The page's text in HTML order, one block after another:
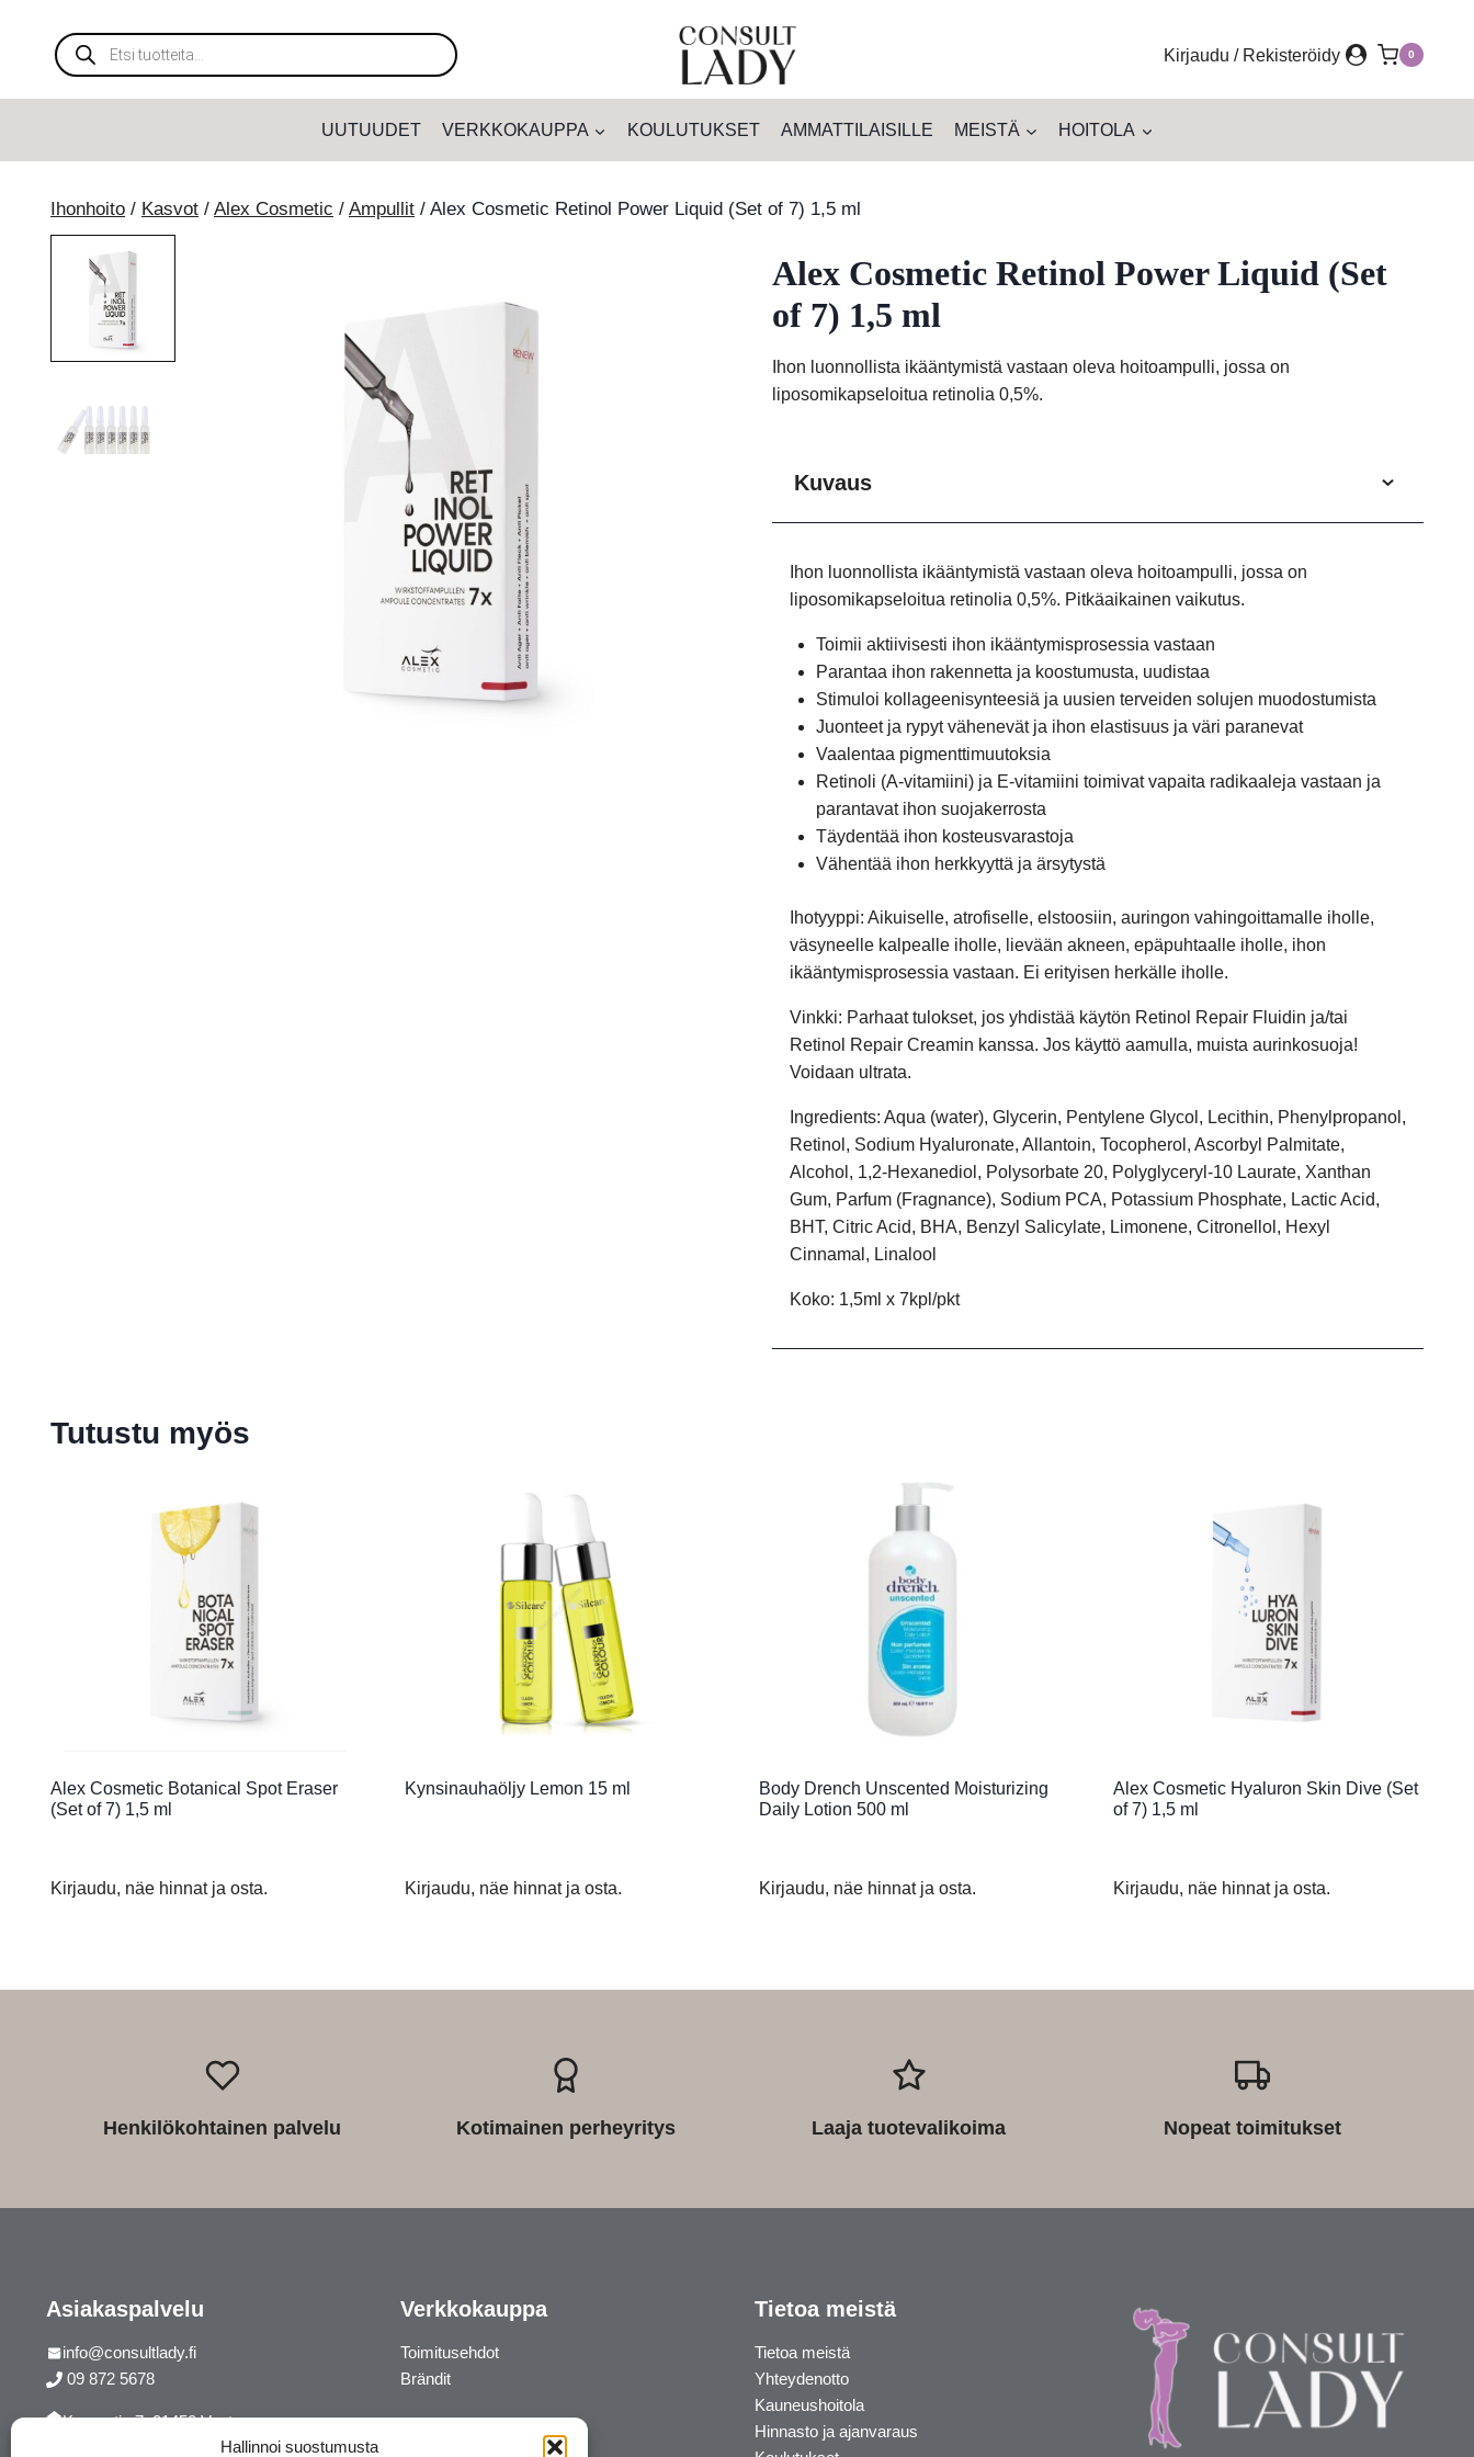
Hallinnoi suostumusta
sisältöönProducts
search
Kirjaudu / Rekisteröidy 0
UUTUUDET VERKKOKAUPPA KOULUTUKSET AMMATTILAISILLE MEISTÄ HOITOLA
Ihonhoito / Kasvot / Alex Cosmetic / Ampullit / Alex Cosmetic Retinol Power Liquid (Set of 7) 1,5 ml
Alex Cosmetic Retinol Power Liquid (Set
of 7) 1,5 ml
Ihon luonnollista ikääntymistä vastaan oleva hoitoampulli, jossa on
liposomikapseloitua retinolia 0,5%.
Kuvaus
Ihon luonnollista ikääntymistä vastaan oleva hoitoampulli, jossa on
liposomikapseloitua retinolia 0,5%. Pitkäaikainen vaikutus.
Toimii aktiivisesti ihon ikääntymisprosessia vastaan
Parantaa ihon rakennetta ja koostumusta, uudistaa
Stimuloi kollageenisynteesiä ja uusien terveiden solujen muodostumista
Juonteet ja rypyt vähenevät ja ihon elastisuus ja väri paranevat
Vaalentaa pigmenttimuutoksia
Retinoli (A-vitamiini) ja E-vitamiini toimivat vapaita radikaaleja vastaan ja
parantavat ihon suojakerrosta
Täydentää ihon kosteusvarastoja
Vähentää ihon herkkyyttä ja ärsytystä
Ihotyyppi: Aikuiselle, atrofiselle, elstoosiin, auringon vahingoittamalle iholle,
väsyneelle kalpealle iholle, lievään akneen, epäpuhtaalle iholle, ihon
ikääntymisprosessia vastaan. Ei erityisen herkälle iholle.
Vinkki: Parhaat tulokset, jos yhdistää käytön Retinol Repair Fluidin ja/tai
Retinol Repair Creamin kanssa. Jos käyttö aamulla, muista aurinkosuoja!
Voidaan ultrata.
Ingredients: Aqua (water), Glycerin, Pentylene Glycol, Lecithin, Phenylpropanol,
Retinol, Sodium Hyaluronate, Allantoin, Tocopherol, Ascorbyl Palmitate,
Alcohol, 1,2-Hexanediol, Polysorbate 20, Polyglyceryl-10 Laurate, Xanthan
Gum, Parfum (Fragnance), Sodium PCA, Potassium Phosphate, Lactic Acid,
BHT, Citric Acid, BHA, Benzyl Salicylate, Limonene, Citronellol, Hexyl
Cinnamal, Linalool
Koko: 1,5ml x 7kpl/pkt
Tutustu myös
Alex Cosmetic Botanical Spot Eraser
(Set of 7) 1,5 ml
Kirjaudu, näe hinnat ja osta.
Kynsinauhaöljy Lemon 15 ml
Kirjaudu, näe hinnat ja osta.
Body Drench Unscented Moisturizing
Daily Lotion 500 ml
Kirjaudu, näe hinnat ja osta.
Alex Cosmetic Hyaluron Skin Dive (Set
of 7) 1,5 ml
Kirjaudu, näe hinnat ja osta.
Henkilökohtainen palvelu Kotimainen perheyritys Laaja tuotevalikoima Nopeat toimitukset
Asiakaspalvelu
info@consultlady.fi
09 872 5678
Korsontie 7, 01450 Vantaa
Verkkokauppa
Toimitusehdot
Brändit
Tietoa meistä
Tietoa meistä
Yhteydenotto
Kauneushoitola
Hinnasto ja ajanvaraus